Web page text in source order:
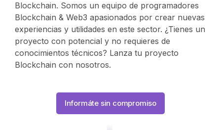
Blockchain. Somos un equipo de programadores
Blockchain & Web3 apasionados por crear nuevas
experiencias y utilidades en este sector. ¿Tienes un
proyecto con potencial y no requieres de
conocimientos técnicos? Lanza tu proyecto
Blockchain con nosotros.
Informáte sin compromiso